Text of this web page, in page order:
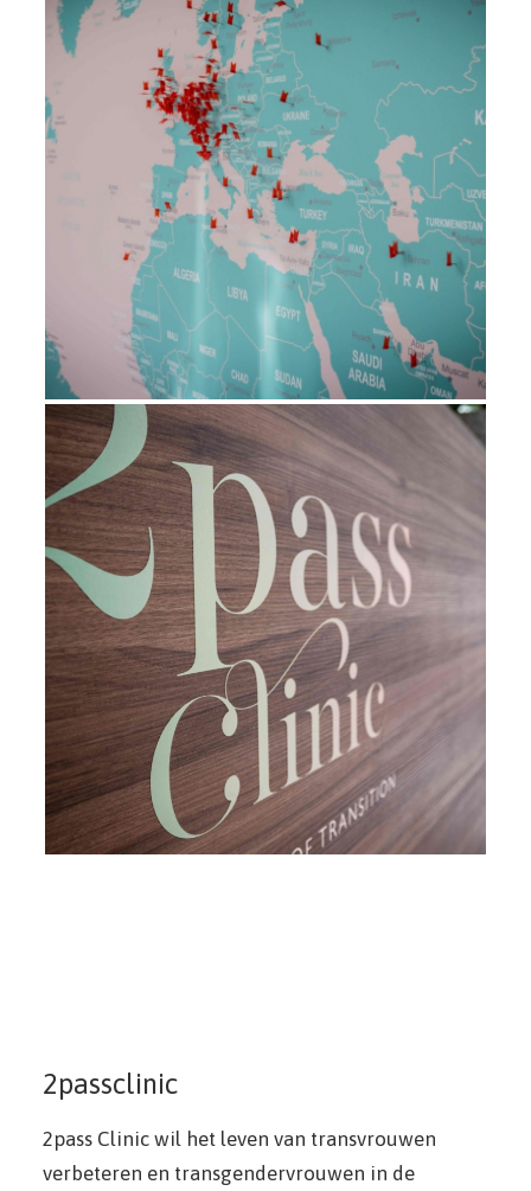
2passclinic
2pass Clinic wil het leven van transvrouwen
verbeteren en transgendervrouwen in de